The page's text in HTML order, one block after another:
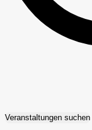
Veranstaltungen suchen